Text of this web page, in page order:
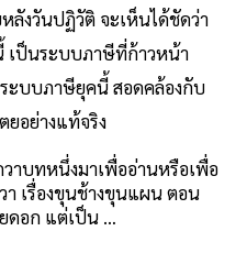
ลังวันปฏิวัติ จะเห็นได้ชัดว่า
เป็นระบบภาษีที่ก้าวหน้า
ะบบภาษียุคนี้ สอดคล้องกับ
ยอย่างแท้จริง
าบทหนึ่งมาเพื่ออ่านหรือเพื่อ
า เรื่องขุนช้างขุนแผน ตอน
ดอก แต่เป็น …